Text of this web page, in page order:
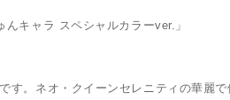
キャラ スペシャルカラーver.」
す。ネオ・クイーンセレニティの華麗